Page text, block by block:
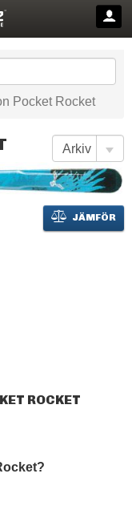
Pocket Rocket
JÄMFÖR
ROCKET